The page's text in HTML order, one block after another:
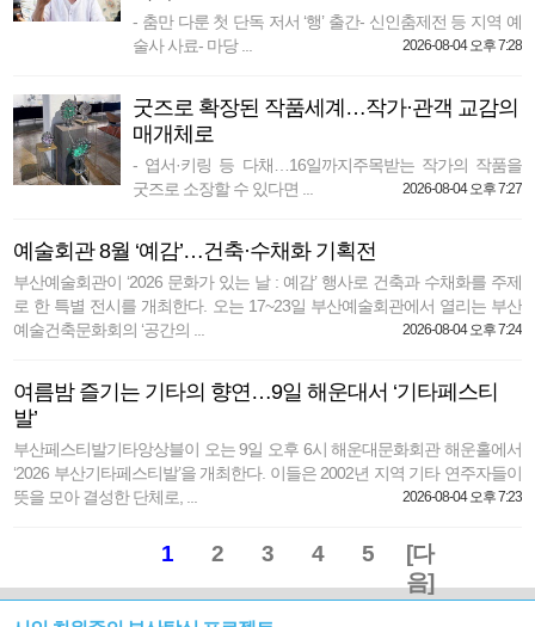
- 춤만 다룬 첫 단독 저서 ‘행’ 출간- 신인춤제전 등 지역 예
술사 사료- 마당 ...
2026-08-04 오후 7:28
굿즈로 확장된 작품세계…작가·관객 교감의
매개체로
- 엽서·키링 등 다채…16일까지주목받는 작가의 작품을
굿즈로 소장할 수 있다면 ...
2026-08-04 오후 7:27
예술회관 8월 ‘예감’…건축·수채화 기획전
부산예술회관이 ‘2026 문화가 있는 날 : 예감’ 행사로 건축과 수채화를 주제
로 한 특별 전시를 개최한다. 오는 17~23일 부산예술회관에서 열리는 부산
예술건축문화회의 ‘공간의 ...
2026-08-04 오후 7:24
여름밤 즐기는 기타의 향연…9일 해운대서 ‘기타페스티
발’
부산페스티발기타앙상블이 오는 9일 오후 6시 해운대문화회관 해운홀에서
‘2026 부산기타페스티발’을 개최한다. 이들은 2002년 지역 기타 연주자들이
뜻을 모아 결성한 단체로, ...
2026-08-04 오후 7:23
1 2 3 4 5
[다
음]